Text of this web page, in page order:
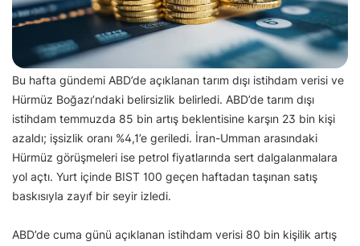
Bu hafta gündemi ABD’de açıklanan tarım dışı istihdam verisi ve
Hürmüz Boğazı’ndaki belirsizlik belirledi. ABD’de tarım dışı
istihdam temmuzda 85 bin artış beklentisine karşın 23 bin kişi
azaldı; işsizlik oranı %4,1’e geriledi. İran-Umman arasındaki
Hürmüz görüşmeleri ise petrol fiyatlarında sert dalgalanmalara
yol açtı. Yurt içinde BIST 100 geçen haftadan taşınan satış
baskısıyla zayıf bir seyir izledi.
ABD’de cuma günü açıklanan istihdam verisi 80 bin kişilik artış